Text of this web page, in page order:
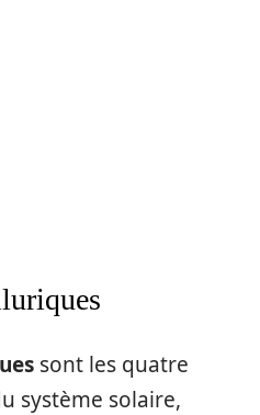
sont les quatre
système solaire,